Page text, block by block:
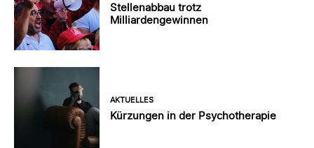
Stellenabbau trotz
Milliardengewinnen
AKTUELLES
Kürzungen in der Psychotherapie